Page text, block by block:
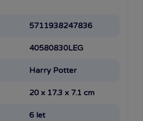
5711938247836
40580830LEG
Harry Potter
20 x 17.3 x 7.1 cm
6 let